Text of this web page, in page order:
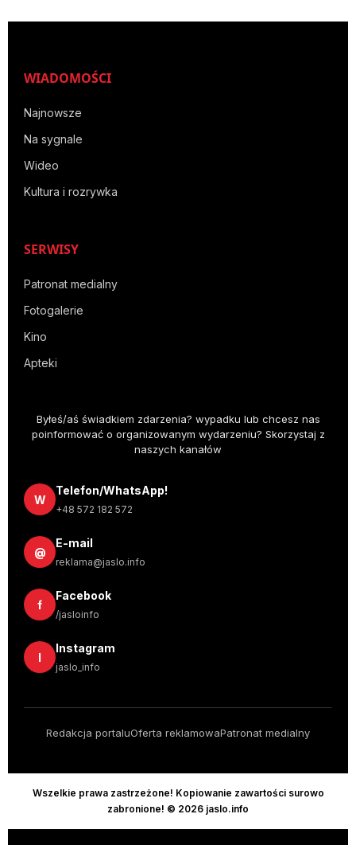
WIADOMOŚCI
Najnowsze
Na sygnale
Wideo
Kultura i rozrywka
SERWISY
Patronat medialny
Fotogalerie
Kino
Apteki
Byłeś/aś świadkiem zdarzenia? wypadku lub chcesz nas
poinformować o organizowanym wydarzeniu? Skorzystaj z
naszych kanałów
W
Telefon/WhatsApp!
+48 572 182 572
@
E-mail
reklama@jaslo.info
f
Facebook
/jasloinfo
I
Instagram
jaslo_info
Redakcja portaluOferta reklamowaPatronat medialny
Wszelkie prawa zastrzeżone! Kopiowanie zawartości surowo
zabronione! © 2026 jaslo.info